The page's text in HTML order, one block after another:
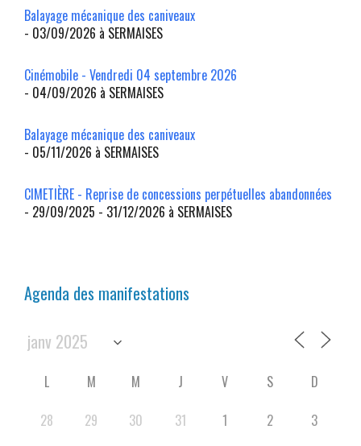
Balayage mécanique des caniveaux
- 03/09/2026 à SERMAISES
Cinémobile - Vendredi 04 septembre 2026
- 04/09/2026 à SERMAISES
Balayage mécanique des caniveaux
- 05/11/2026 à SERMAISES
CIMETIÈRE - Reprise de concessions perpétuelles abandonnées
- 29/09/2025 - 31/12/2026 à SERMAISES
Agenda des manifestations
L M M J V S
D
28
29 30 31 1 2 3